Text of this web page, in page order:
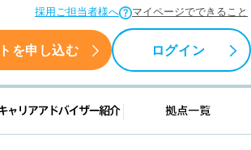
採用ご担当者様へ マイページでできること
を申し込む ログイン
職支援情報 キャリアアドバイザー紹介